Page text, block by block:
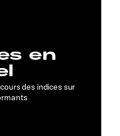
en
des indices sur